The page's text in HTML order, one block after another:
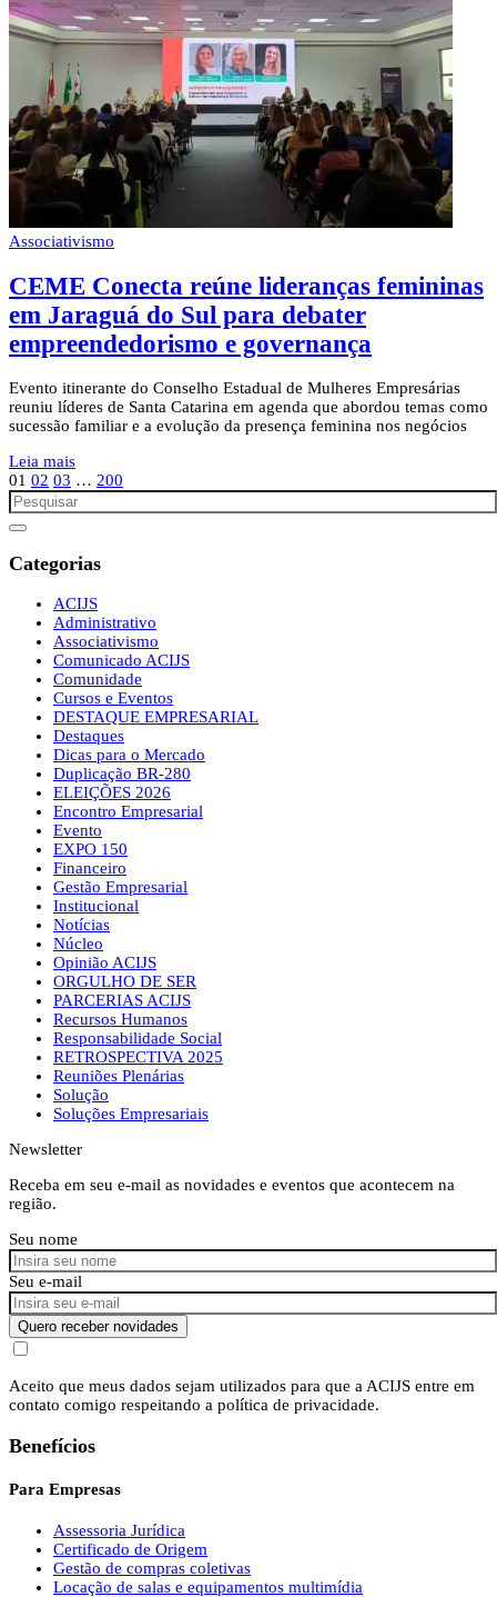
Associativismo
CEME Conecta reúne lideranças femininas
em Jaraguá do Sul para debater
empreendedorismo e governança
Evento itinerante do Conselho Estadual de Mulheres Empresárias
reuniu líderes de Santa Catarina em agenda que abordou temas como
sucessão familiar e a evolução da presença feminina nos negócios
Leia mais
01 02 03 … 200
Categorias
ACIJS
Administrativo
Associativismo
Comunicado ACIJS
Comunidade
Cursos e Eventos
DESTAQUE EMPRESARIAL
Destaques
Dicas para o Mercado
Duplicação BR-280
ELEIÇÕES 2026
Encontro Empresarial
Evento
EXPO 150
Financeiro
Gestão Empresarial
Institucional
Notícias
Núcleo
Opinião ACIJS
ORGULHO DE SER
PARCERIAS ACIJS
Recursos Humanos
Responsabilidade Social
RETROSPECTIVA 2025
Reuniões Plenárias
Solução
Soluções Empresariais
Newsletter
Receba em seu e-mail as novidades e eventos que acontecem na
região.
Seu nome
Seu e-mail
Quero receber novidades
Aceito que meus dados sejam utilizados para que a ACIJS entre em
contato comigo respeitando a política de privacidade.
Benefícios
Para Empresas
Assessoria Jurídica
Certificado de Origem
Gestão de compras coletivas
Locação de salas e equipamentos multimídia